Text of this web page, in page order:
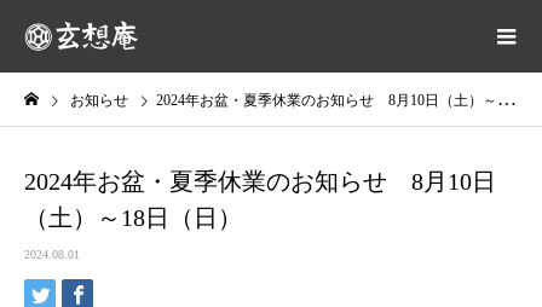
お知らせ 2024年お盆・夏季休業のお知らせ 8月10日（土）～18日（日）
2024年お盆・夏季休業のお知らせ 8月10日
（土）～18日（日）
2024.08.01